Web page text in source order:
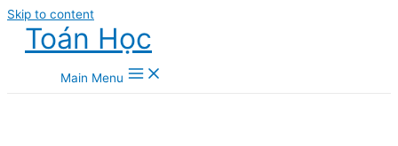
Skip to content
Toán Học
Main Menu